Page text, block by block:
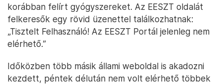
korábban felírt gyógyszereket. Az EESZT oldalát
felkeresők egy rövid üzenettel találkozhatnak:
„Tisztelt Felhasználó! Az EESZT Portál jelenleg nem
elérhető.”
Időközben több másik állami weboldal is akadozni
kezdett, péntek délután nem volt elérhető többek